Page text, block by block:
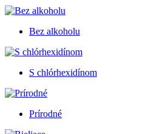
Bez alkoholu
S chlórhexidínom
Prírodné